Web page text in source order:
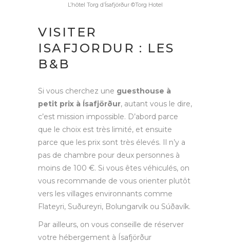
L’hôtel Torg d’Ísafjörður ©Torg Hotel
VISITER
ISAFJORDUR : LES
B&B
Si vous cherchez une guesthouse à
petit prix à Ísafjörður, autant vous le dire,
c’est mission impossible. D’abord parce
que le choix est très limité, et ensuite
parce que les prix sont très élevés. Il n’y a
pas de chambre pour deux personnes à
moins de 100 €. Si vous êtes véhiculés, on
vous recommande de vous orienter plutôt
vers les villages environnants comme
Flateyri, Suðureyri, Bolungarvík ou Súðavík.
Par ailleurs, on vous conseille de réserver
votre hébergement à Ísafjörður